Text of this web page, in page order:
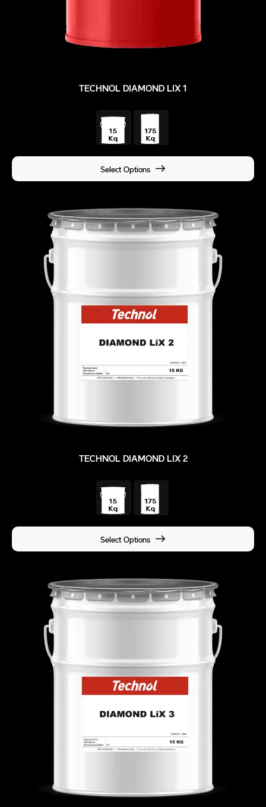
TECHNOL DIAMOND LIX 1
Select Options
TECHNOL DIAMOND LIX 2
Select Options